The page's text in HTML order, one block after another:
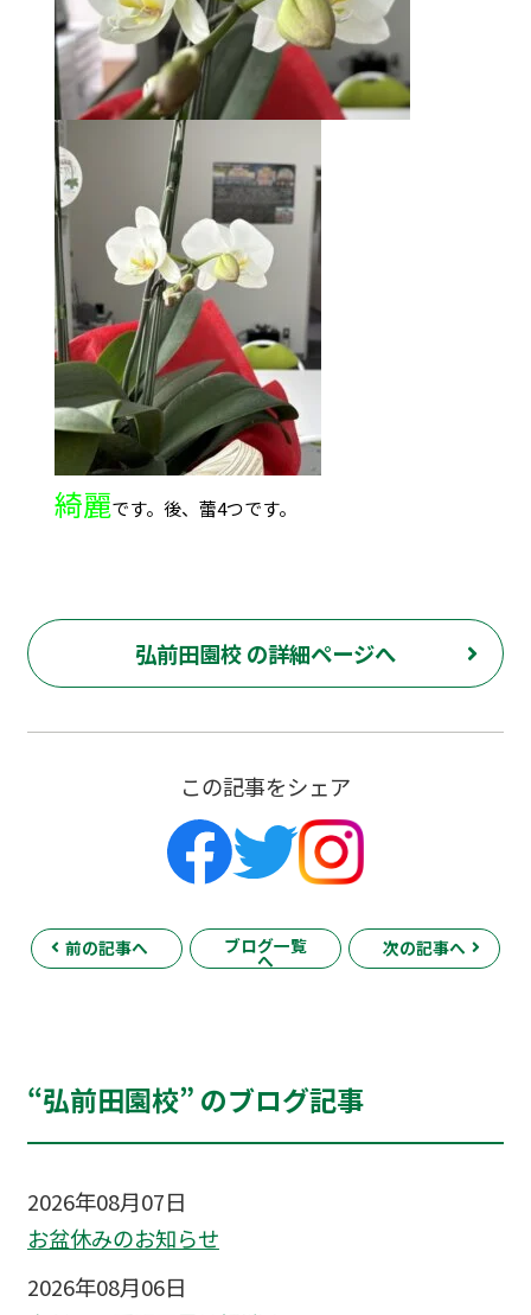
綺麗です。後、蕾4つです。
弘前田園校 の詳細ページへ
この記事をシェア
前の記事へ ブログ一覧
へ
次の記事へ
“弘前田園校” のブログ記事
2026年08月07日
お盆休みのお知らせ
2026年08月06日